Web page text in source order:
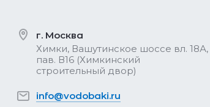
г. Москва
Химки, Вашутинское шоссе вл. 18А,
пав. В16 (Химкинский
строительный двор)
info@vodobaki.ru